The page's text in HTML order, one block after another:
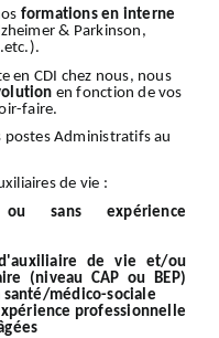
formations en interne
& Parkinson,
en CDI chez nous, nous
en fonction de vos
faire.
postes Administratifs au
de vie :
sans expérience
de vie et/ou
(niveau CAP ou BEP)
santé/médico-sociale
professionnelle